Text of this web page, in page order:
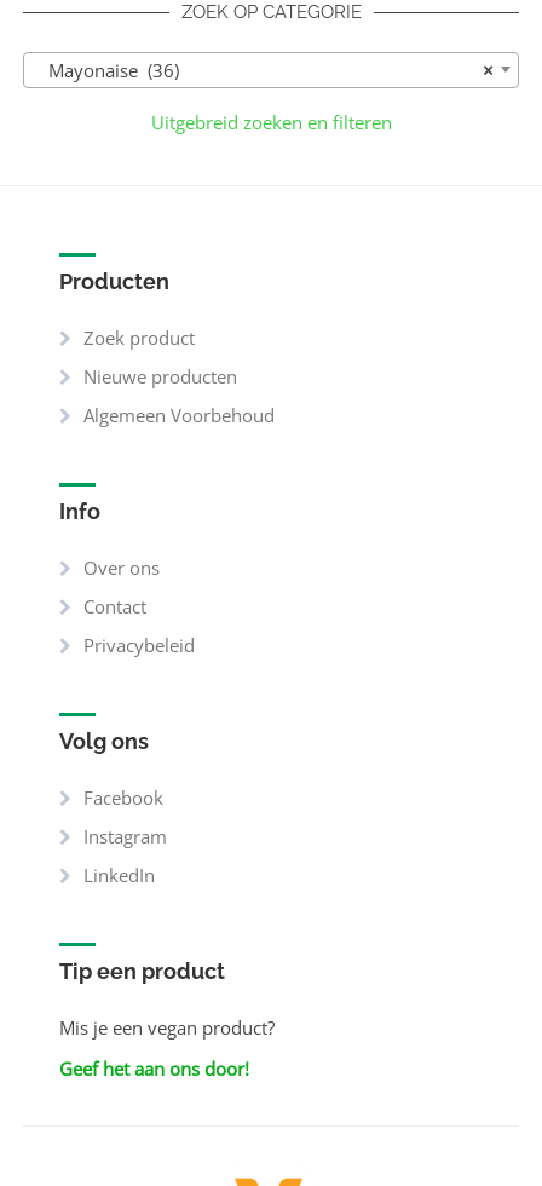
ZOEK OP CATEGORIE
×
Mayonaise (36)
Uitgebreid zoeken en filteren
Producten
Zoek product
Nieuwe producten
Algemeen Voorbehoud
Info
Over ons
Contact
Privacybeleid
Volg ons
Facebook
Instagram
LinkedIn
Tip een product
Mis je een vegan product?
Geef het aan ons door!